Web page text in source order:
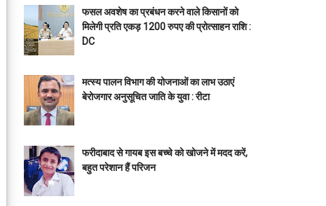
फसल अवशेष का प्रबंधन करने वाले किसानों को
मिलेगी प्रति एकड़ 1200 रुपए की प्रोत्साहन राशि :
DC
मत्स्य पालन विभाग की योजनाओं का लाभ उठाएं
बेरोजगार अनुसूचित जाति के युवा : रीटा
फरीदाबाद से गायब इस बच्चे को खोजने में मदद करें,
बहुत परेशान हैं परिजन